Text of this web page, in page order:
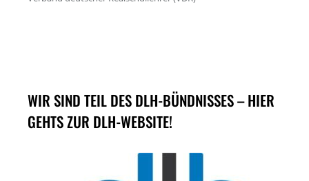
WIR SIND TEIL DES DLH-BÜNDNISSES – HIER
GEHTS ZUR DLH-WEBSITE!